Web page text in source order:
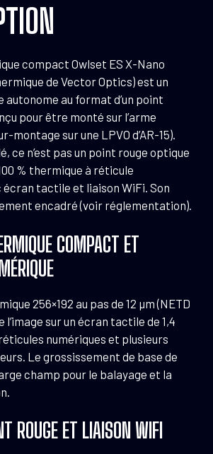
Wifi
compact Owlset ES X-Nano
de Vector Optics) est un
autonome au format d’un point
pour être monté sur l’arme
montage sur une LPVO d’AR-15).
ce n’est pas un point rouge optique
% thermique à réticule
écran tactile et liaison WiFi. Son
encadré (voir réglementation).
COMPACT ET
256×192 au pas de 12 µm (NETD
l’image sur un écran tactile de 1,4
numériques et plusieurs
Le grossissement de base de
champ pour le balayage et la
ROUGE ET LIAISON WIFI